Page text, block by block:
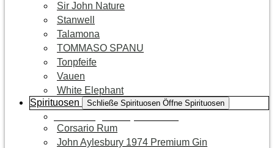
Sir John Nature
Stanwell
Talamona
TOMMASO SPANU
Tonpfeife
Vauen
White Elephant
Spirituosen
Schließe Spirituosen Öffne Spirituosen
Corsario Rum
John Aylesbury 1974 Premium Gin